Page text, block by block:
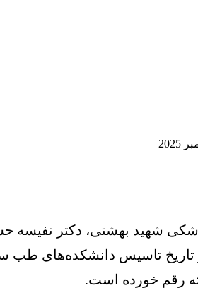
شهید بهشتی، دکتر نفیسه
سالن‌ همایش‌های رازی برگزار شد، عنوان کرد: ۱۸
رقم خورده است.